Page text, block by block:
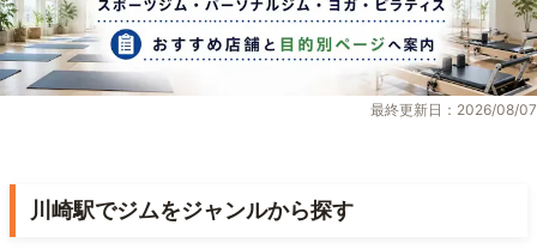
最終更新日：2026/08/07
川崎駅でジムをジャンルから探す